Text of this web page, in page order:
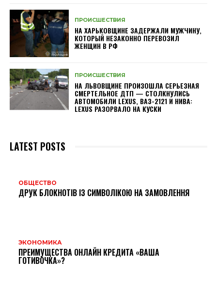
ПРОИСШЕСТВИЯ
НА ХАРЬКОВЩИНЕ ЗАДЕРЖАЛИ МУЖЧИНУ,
КОТОРЫЙ НЕЗАКОННО ПЕРЕВОЗИЛ
ЖЕНЩИН В РФ
ПРОИСШЕСТВИЯ
НА ЛЬВОВЩИНЕ ПРОИЗОШЛА СЕРЬЕЗНАЯ
СМЕРТЕЛЬНОЕ ДТП — СТОЛКНУЛИСЬ
АВТОМОБИЛИ LEXUS, ВАЗ-2121 И НИВА:
LEXUS РАЗОРВАЛО НА КУСКИ
LATEST POSTS
ОБЩЕСТВО
ДРУК БЛОКНОТІВ ІЗ СИМВОЛІКОЮ НА ЗАМОВЛЕННЯ
ЭКОНОМИКА
ПРЕИМУЩЕСТВА ОНЛАЙН КРЕДИТА «ВАША
ГОТИВОЧКА»?